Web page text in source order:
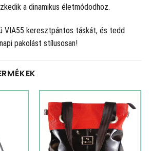
a dinamikus életmódodhoz.
VIA55 keresztpántos táskát, és tedd
pakolást stílusosan!